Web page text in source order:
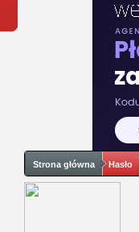
Strona główna Hasło